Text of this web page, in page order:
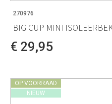
270976
BIG CUP MINI
€ 29,95
OP VOORRAAD
NIEUW